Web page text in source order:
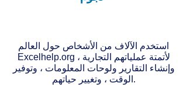
استخدم الآلاف من الأشخاص حول العالم
Excelhelp.org لأتمتة عملياتهم التجارية ،
وإنشاء التقارير ولوحات المعلومات ، وتوفير
الوقت ، وتغيير حياتهم.